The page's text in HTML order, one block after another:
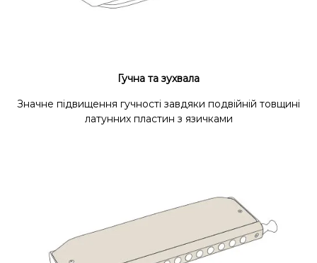
Гучна та зухвала
Значне підвищення гучності завдяки подвійній товщині
латунних пластин з язичками